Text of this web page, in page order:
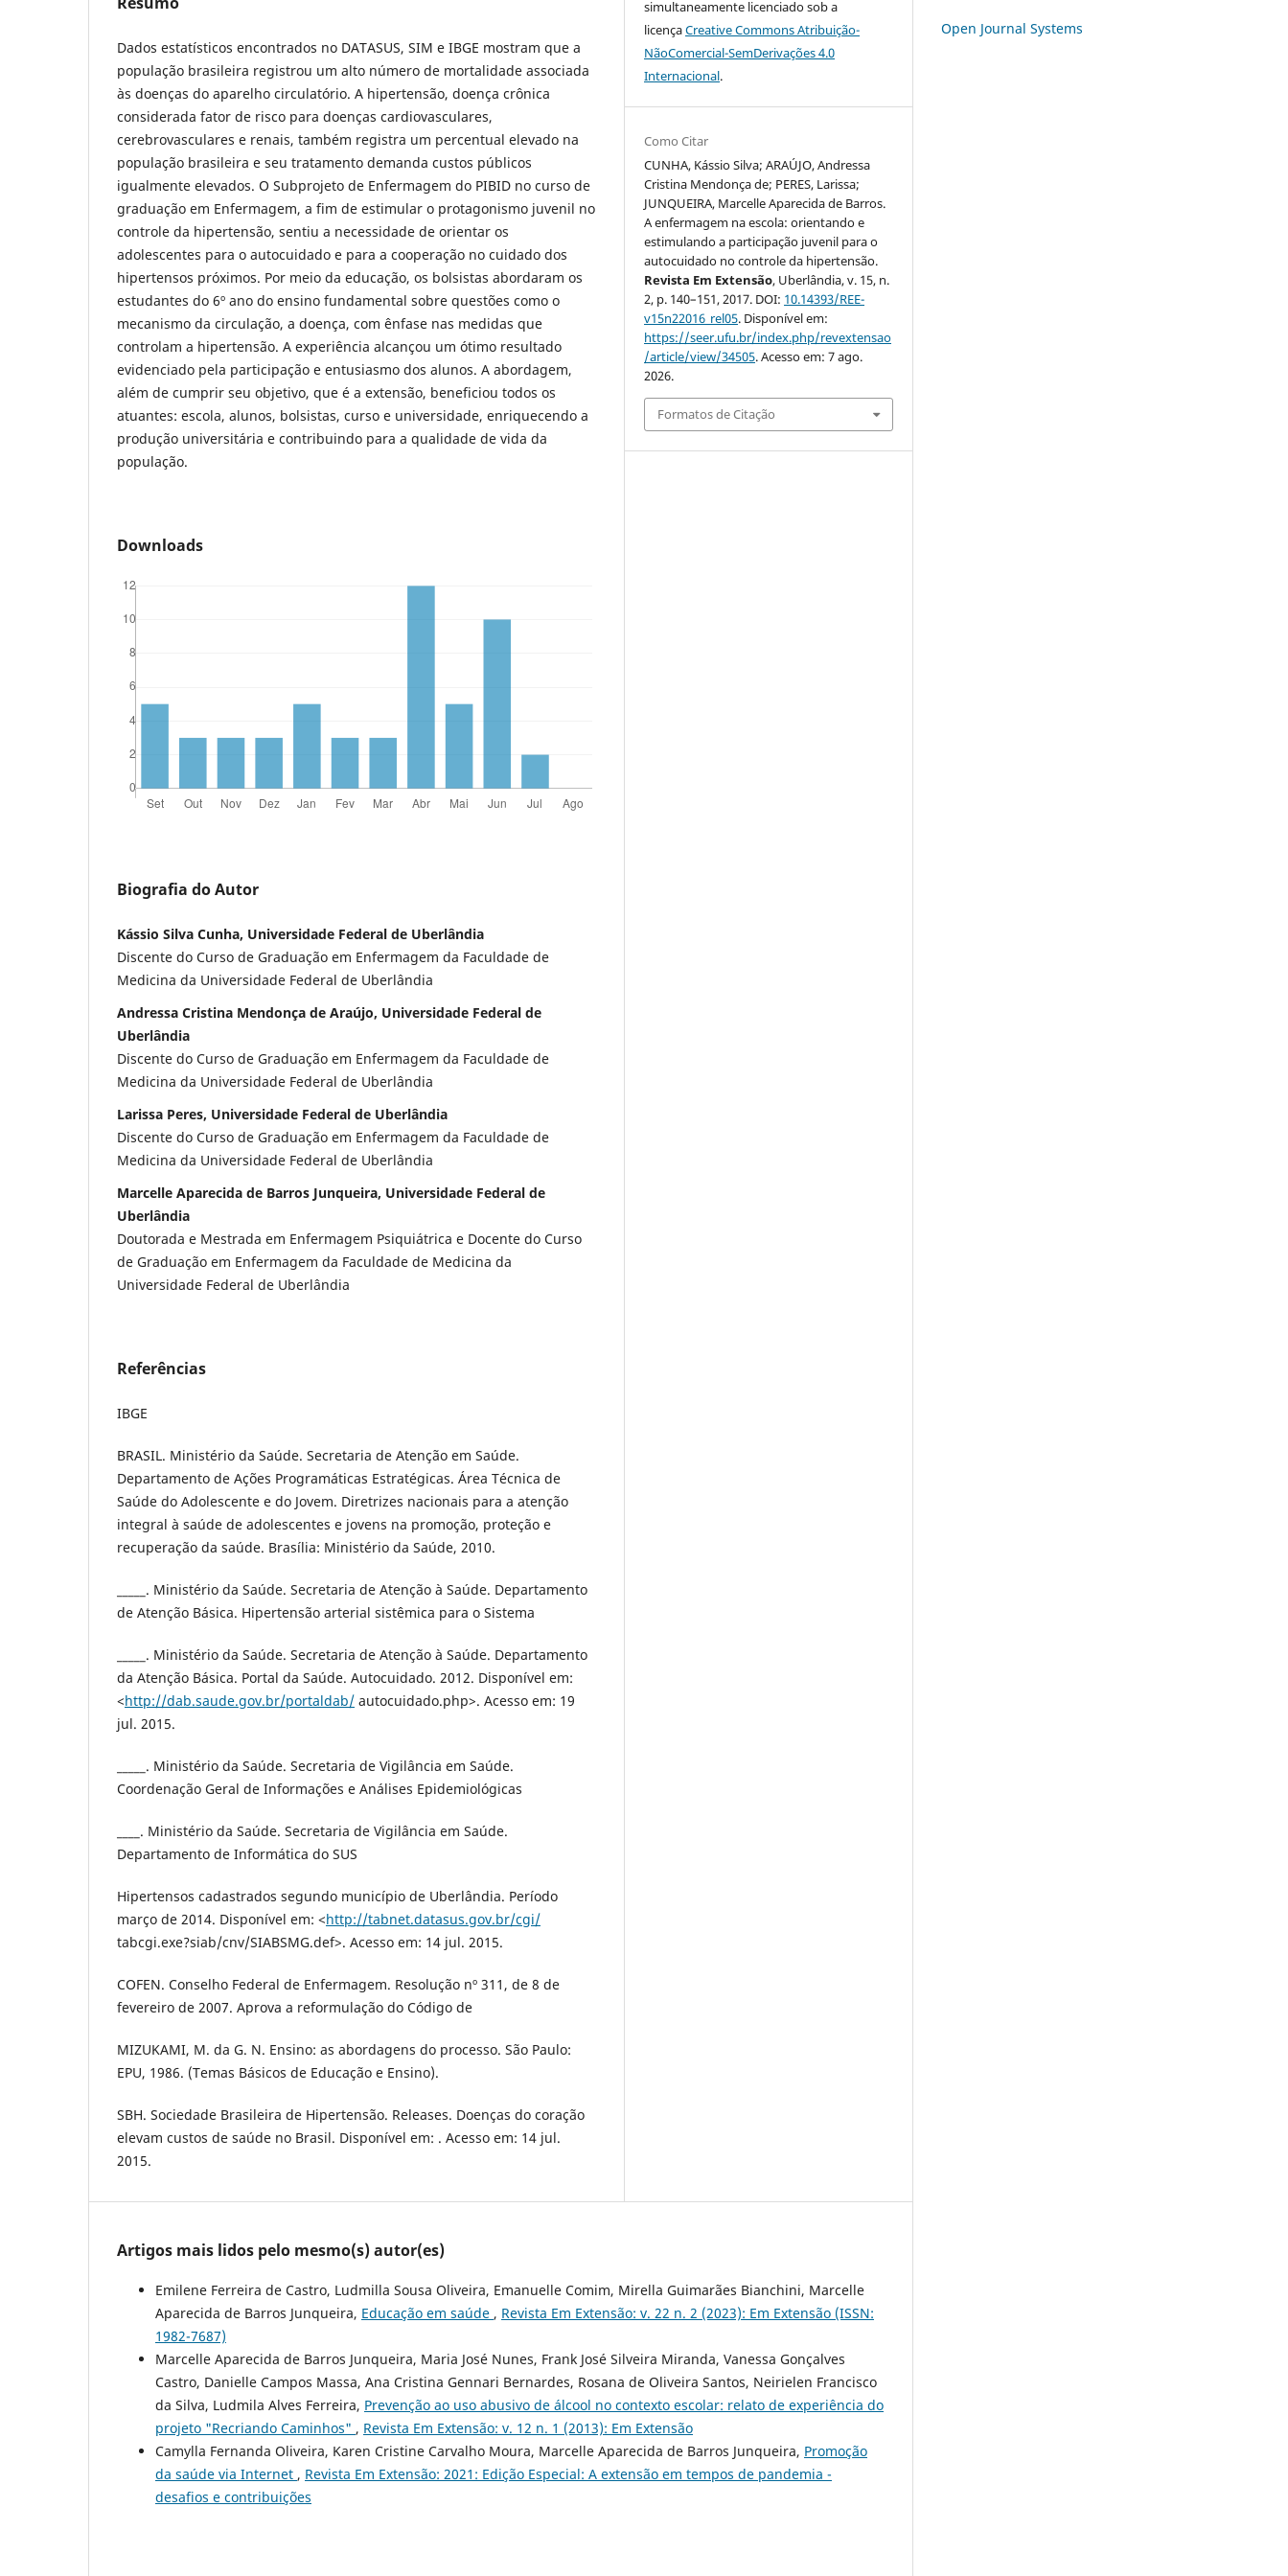
Dados estatísticos encontrados no DATASUS, SIM e IBGE mostram que a
população brasileira registrou um alto número de mortalidade associada
às doenças do aparelho circulatório. A hipertensão, doença crônica
considerada fator de risco para doenças cardiovasculares,
cerebrovasculares e renais, também registra um percentual elevado na
população brasileira e seu tratamento demanda custos públicos
igualmente elevados. O Subprojeto de Enfermagem do PIBID no curso de
graduação em Enfermagem, a fim de estimular o protagonismo juvenil no
controle da hipertensão, sentiu a necessidade de orientar os
adolescentes para o autocuidado e para a cooperação no cuidado dos
hipertensos próximos. Por meio da educação, os bolsistas abordaram os
estudantes do 6º ano do ensino fundamental sobre questões como o
mecanismo da circulação, a doença, com ênfase nas medidas que
controlam a hipertensão. A experiência alcançou um ótimo resultado
evidenciado pela participação e entusiasmo dos alunos. A abordagem,
além de cumprir seu objetivo, que é a extensão, beneficiou todos os
atuantes: escola, alunos, bolsistas, curso e universidade, enriquecendo a
produção universitária e contribuindo para a qualidade de vida da
população.
Downloads
Biografia do Autor
Kássio Silva Cunha, Universidade Federal de Uberlândia
Discente do Curso de Graduação em Enfermagem da Faculdade de
Medicina da Universidade Federal de Uberlândia
Andressa Cristina Mendonça de Araújo, Universidade Federal de
Uberlândia
Discente do Curso de Graduação em Enfermagem da Faculdade de
Medicina da Universidade Federal de Uberlândia
Larissa Peres, Universidade Federal de Uberlândia
Discente do Curso de Graduação em Enfermagem da Faculdade de
Medicina da Universidade Federal de Uberlândia
Marcelle Aparecida de Barros Junqueira, Universidade Federal de
Uberlândia
Doutorada e Mestrada em Enfermagem Psiquiátrica e Docente do Curso
de Graduação em Enfermagem da Faculdade de Medicina da
Universidade Federal de Uberlândia
Referências
IBGE
BRASIL. Ministério da Saúde. Secretaria de Atenção em Saúde.
Departamento de Ações Programáticas Estratégicas. Área Técnica de
Saúde do Adolescente e do Jovem. Diretrizes nacionais para a atenção
integral à saúde de adolescentes e jovens na promoção, proteção e
recuperação da saúde. Brasília: Ministério da Saúde, 2010.
_____. Ministério da Saúde. Secretaria de Atenção à Saúde. Departamento
de Atenção Básica. Hipertensão arterial sistêmica para o Sistema
_____. Ministério da Saúde. Secretaria de Atenção à Saúde. Departamento
da Atenção Básica. Portal da Saúde. Autocuidado. 2012. Disponível em:
<http://dab.saude.gov.br/portaldab/ autocuidado.php>. Acesso em: 19
jul. 2015.
_____. Ministério da Saúde. Secretaria de Vigilância em Saúde.
Coordenação Geral de Informações e Análises Epidemiológicas
____. Ministério da Saúde. Secretaria de Vigilância em Saúde.
Departamento de Informática do SUS
Hipertensos cadastrados segundo município de Uberlândia. Período
março de 2014. Disponível em: <http://tabnet.datasus.gov.br/cgi/
tabcgi.exe?siab/cnv/SIABSMG.def>. Acesso em: 14 jul. 2015.
COFEN. Conselho Federal de Enfermagem. Resolução nº 311, de 8 de
fevereiro de 2007. Aprova a reformulação do Código de
MIZUKAMI, M. da G. N. Ensino: as abordagens do processo. São Paulo:
EPU, 1986. (Temas Básicos de Educação e Ensino).
SBH. Sociedade Brasileira de Hipertensão. Releases. Doenças do coração
elevam custos de saúde no Brasil. Disponível em: . Acesso em: 14 jul.
2015.
simultaneamente licenciado sob a
licençaCreative Commons Atribuição-
NãoComercial-SemDerivações 4.0
Internacional.
Como Citar
CUNHA, Kássio Silva; ARAÚJO, Andressa
Cristina Mendonça de; PERES, Larissa;
JUNQUEIRA, Marcelle Aparecida de Barros.
A enfermagem na escola: orientando e
estimulando a participação juvenil para o
autocuidado no controle da hipertensão.
Revista Em Extensão, Uberlândia, v. 15, n.
2, p. 140–151, 2017. DOI: 10.14393/REE-
v15n22016_rel05. Disponível em:
https://seer.ufu.br/index.php/revextensao
/article/view/34505. Acesso em: 7 ago.
2026.
Formatos de Citação
Artigos mais lidos pelo mesmo(s) autor(es)
Emilene Ferreira de Castro, Ludmilla Sousa Oliveira, Emanuelle Comim, Mirella Guimarães Bianchini, Marcelle
Aparecida de Barros Junqueira, Educação em saúde , Revista Em Extensão: v. 22 n. 2 (2023): Em Extensão (ISSN:
1982-7687)
Marcelle Aparecida de Barros Junqueira, Maria José Nunes, Frank José Silveira Miranda, Vanessa Gonçalves
Castro, Danielle Campos Massa, Ana Cristina Gennari Bernardes, Rosana de Oliveira Santos, Neirielen Francisco
da Silva, Ludmila Alves Ferreira, Prevenção ao uso abusivo de álcool no contexto escolar: relato de experiência do
projeto "Recriando Caminhos" , Revista Em Extensão: v. 12 n. 1 (2013): Em Extensão
Camylla Fernanda Oliveira, Karen Cristine Carvalho Moura, Marcelle Aparecida de Barros Junqueira, Promoção
da saúde via Internet , Revista Em Extensão: 2021: Edição Especial: A extensão em tempos de pandemia -
desafios e contribuições
Open Journal Systems